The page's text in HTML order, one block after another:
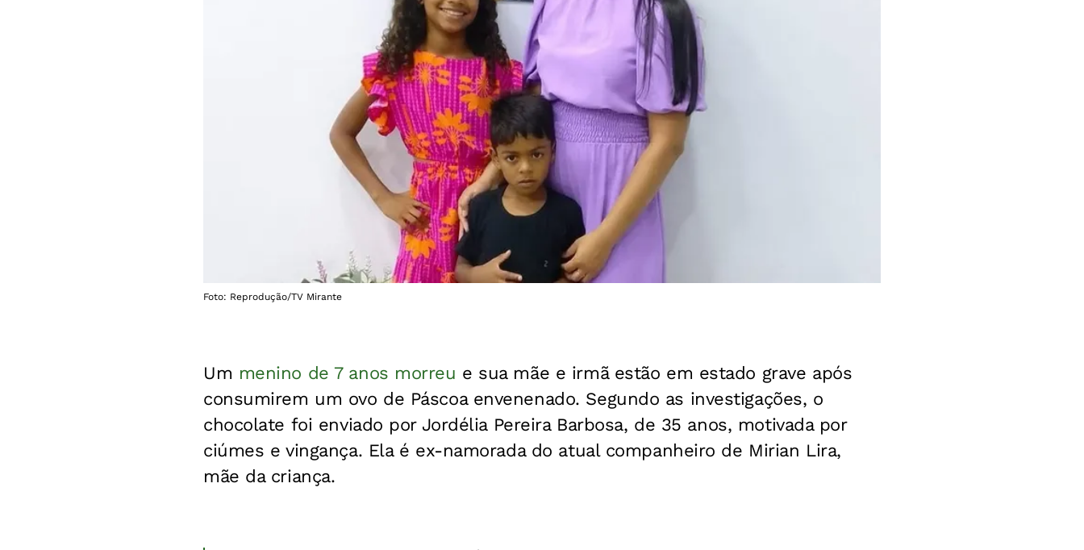
Foto: Reprodução/TV Mirante
Um menino de 7 anos morreu e sua mãe e irmã estão em estado grave após
consumirem um ovo de Páscoa envenenado. Segundo as investigações, o
chocolate foi enviado por Jordélia Pereira Barbosa, de 35 anos, motivada por
ciúmes e vingança. Ela é ex-namorada do atual companheiro de Mirian Lira,
mãe da criança.